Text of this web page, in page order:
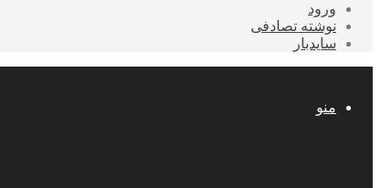
ورود
نوشته تصادفی
سایدبار
منو